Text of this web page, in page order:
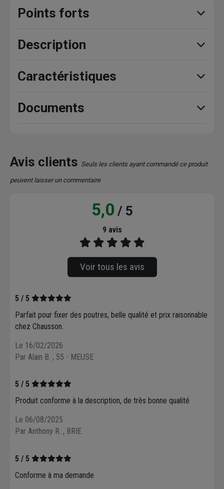
Points forts
Description
Caractéristiques
Documents
Avis clients Seuls les clients ayant commandé ce produit
peuvent laisser un commentaire
5,0 / 5
9 avis
Voir tous les avis
5 / 5
Parfait pour fixer des poutres, belle qualité et prix raisonnable
chez Chausson.
Le 16/02/2026
Par Alain B. , 55 - MEUSE
5 / 5
Produit conforme à la description, de très bonne qualité
Le 06/08/2025
Par Anthony R. , BRIE
5 / 5
Conforme à ma demande